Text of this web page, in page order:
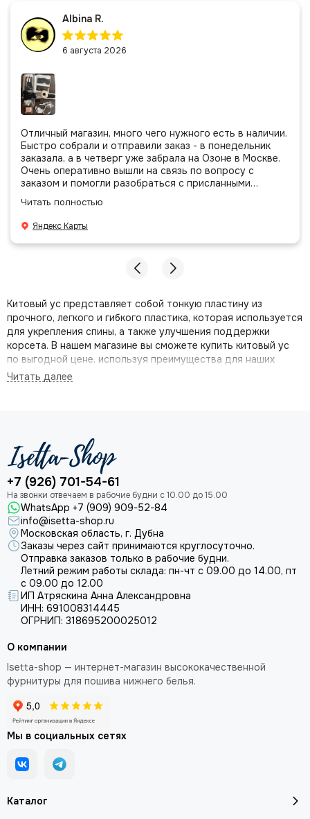
Albina R.
6 августа 2026
Отличный магазин, много чего нужного есть в наличии.
Быстро собрали и отправили заказ - в понедельник
заказала, а в четверг уже забрала на Озоне в Москве.
Очень оперативно вышли на связь по вопросу с
заказом и помогли разобраться с присланными
даже есть подарочек, очень приятно. Спасибо
большое команде!
Читать полностью
Яндекс Карты
Китовый ус представляет собой тонкую пластину из
прочного, легкого и гибкого пластика, которая используется
для укрепления спины, а также улучшения поддержки
корсета. В нашем магазине вы сможете купить китовый ус
по выгодной цене, используя преимущества для наших
постоянных клиентов (систему накопительных скидок).
лент. В каталоге Isetta Shop вы найдете широкий
ассортимент качественной фурнитуры, тканей высочайшего
качества от крупнейших европейских поставщиков.
Где и как купить китовый ус для нижнего
белья от проверенного поставщика
Интернет-магазинIsetta-Shop предлагает купить китовый
ус для нижнего белья по доступным ценам. В разделе
представлен большой ассортимент китового уса от
проверенных европейских производителей. Мы всегда
открыты для сотрудничества с физическими и
юридическими лицами. Принимаем заказы на китовый ус для
крупных ателье по пошиву нижнего белья. Весь
представленный китовый ус для нижнего белья долго
сохраняют свои свойства, подходят для создания
комфортного нижнего белья и проходят тщательную
проверку при поступлении на склад. Для постоянных
покупателей действуетнакопительная система скидок
Дубна или оформить доставку через ТК в любой город
+7 (926) 701-54-61
WhatsApp +7 (909) 909-52-84
info@isetta-shop.ru
Московская область, г. Дубна
Заказы через сайт принимаются круглосуточно.
Отправка заказов только в рабочие будни.
Летний режим работы склада: пн-чт с 09.00 до 14.00, пт
с 09.00 до 12.00
ИП Атряскина Анна Александровна
ИНН: 691008314445
ОГРНИП: 318695200025012
Каталог
О компании
Isetta-shop — интернет-магазин высококачественной
фурнитуры для пошива нижнего белья.
Мы в социальных сетях